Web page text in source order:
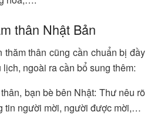
thân Nhật Bản
thân cũng cần chuẩn bị đầy
ngoài ra cần bổ sung thêm:
bạn bè bên Nhật: Thư nêu rõ
tin người mời, người được mời,…